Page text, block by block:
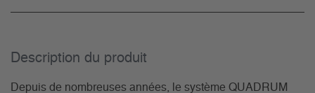
Description du­ produit
Depuis de nombreuses années, le système QUADRUM